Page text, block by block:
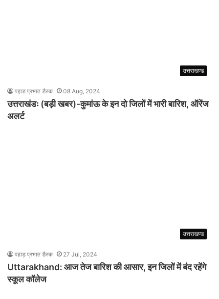
उत्तराखण्ड
पहाड़ प्रभात डैस्क 08 Aug, 2024
उत्तराखंडः (बड़ी खबर)-कुमांऊ के इन दो जिलों में भारी बारिश, ऑरेंज
अलर्ट
उत्तराखण्ड
पहाड़ प्रभात डैस्क 27 Jul, 2024
Uttarakhand: आज तेज बारिश की आसार, इन जिलों में बंद रहेंगे
स्कूल कॉलेज